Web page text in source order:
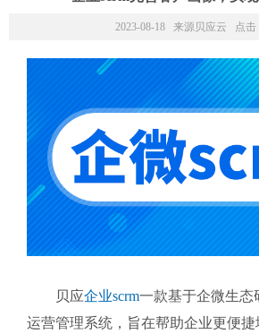
2023-08-18 来源 贝应云 点击
贝应企业scrm一款基于企微生态
运营管理系统，旨在帮助企业更便